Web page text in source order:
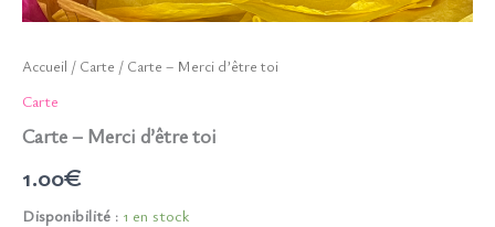
Accueil / Carte / Carte – Merci d’être toi
Carte
Carte – Merci d’être toi
1.00€
Disponibilité : 1 en stock